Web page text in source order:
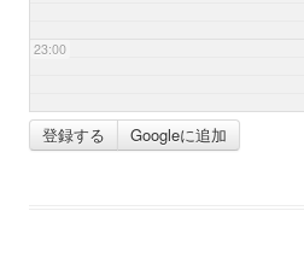
23:00
登録する Googleに追加